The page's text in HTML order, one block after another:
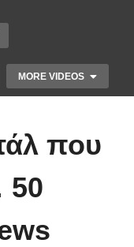
MORE VIDEOS
που
50